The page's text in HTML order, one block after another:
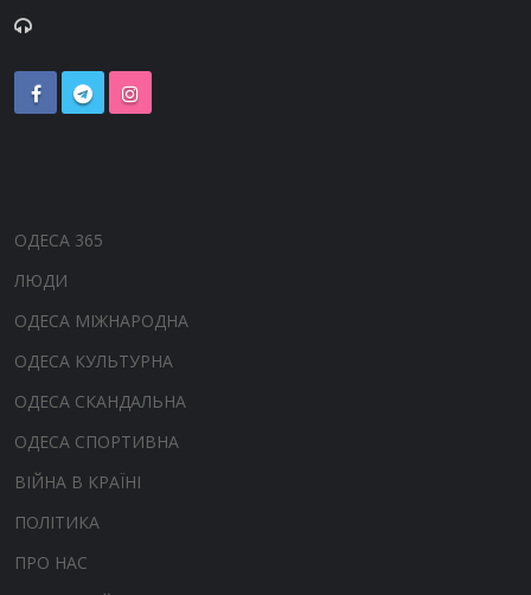
ОДЕСА 365
ЛЮДИ
ОДЕСА МІЖНАРОДНА
ОДЕСА КУЛЬТУРНА
ОДЕСА СКАНДАЛЬНА
ОДЕСА СПОРТИВНА
ВІЙНА В КРАЇНІ
ПОЛІТИКА
ПРО НАС